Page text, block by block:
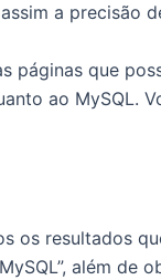
a precisão
páginas que
ao MySQL.
os resultados
além de